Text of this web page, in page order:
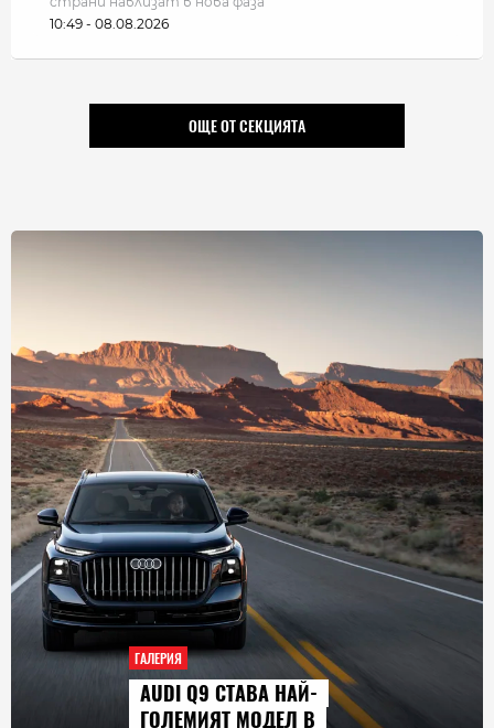
10:49 - 08.08.2026
ОЩЕ ОТ СЕКЦИЯТА
СТАВА НАЙ-